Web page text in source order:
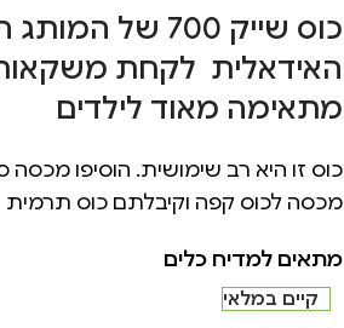
כוס שייק 700
האידאלית לקחת משקאות
מתאימה מאוד לילדים
כוס זו היא רב שימושית. הוסיפו
מכסה לכוס קפה וקיבלתם כוס תרמית
מתאים למדיח כלים
קיים במלאי